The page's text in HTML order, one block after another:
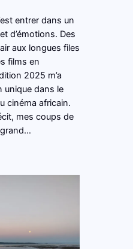
entrer dans un
d’émotions. Des
aux longues files
films en
2025 m’a
unique dans le
cinéma africain.
mes coups de